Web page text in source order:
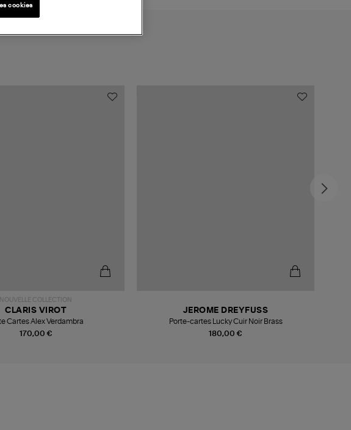
NOUVELLE COLLECTION
170,00 €
CLARIS VIROT
Cartes Alex Verdambra
180,00 €
JEROME DREYFUSS
Porte-cartes Lucky Cuir Noir Brass
cookies